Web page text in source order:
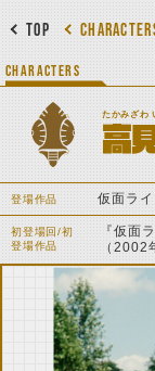
TOP
CHARACTERS
たかみざわ
高
登場作品 仮面ラ
初登場回/初
登場作品
『仮面
（2002